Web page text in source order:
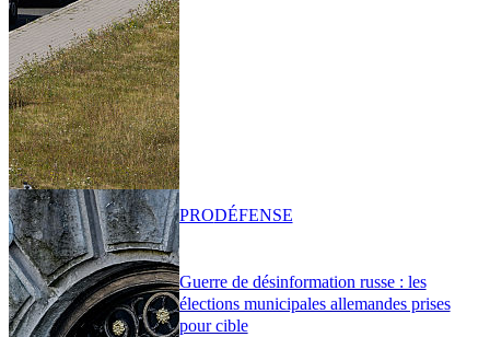
Guerre de désinformation russe : les
élections municipales allemandes prises
pour cible
PRODÉFENSE